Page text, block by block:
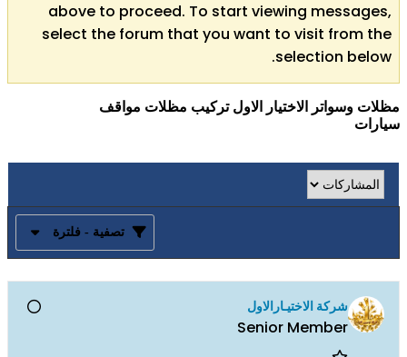
above to proceed. To start viewing messages,
select the forum that you want to visit from the
selection below.
مظلات وسواتر الاختيار الاول تركيب مظلات مواقف
سيارات
تصفية - فلترة
شركة الاختيـارالاول
Senior Member